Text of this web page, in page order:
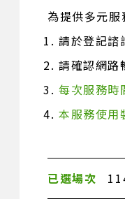
為提供多元
請於登記諮
請確認網路
每次服務時
本服務使用
已選場次